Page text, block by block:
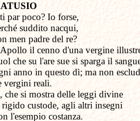
par poco? Io forse,
suddito nacqui,
men padre del re?
il cenno d'una vergine
che su l'are sue si sparga il
anno in questo dì; ma non
vergini reali.
che si mostra delle leggi divine
rigido custode, agli altri insegni
l'esempio costanza.